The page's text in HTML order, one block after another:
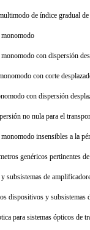
de índice gradual
monomodo
con dispersión
con corte
con dispersión
no nula para el
monomodo insensibles a la
genéricos pertinentes
subsistemas de
dispositivos y
para sistemas ópticos de